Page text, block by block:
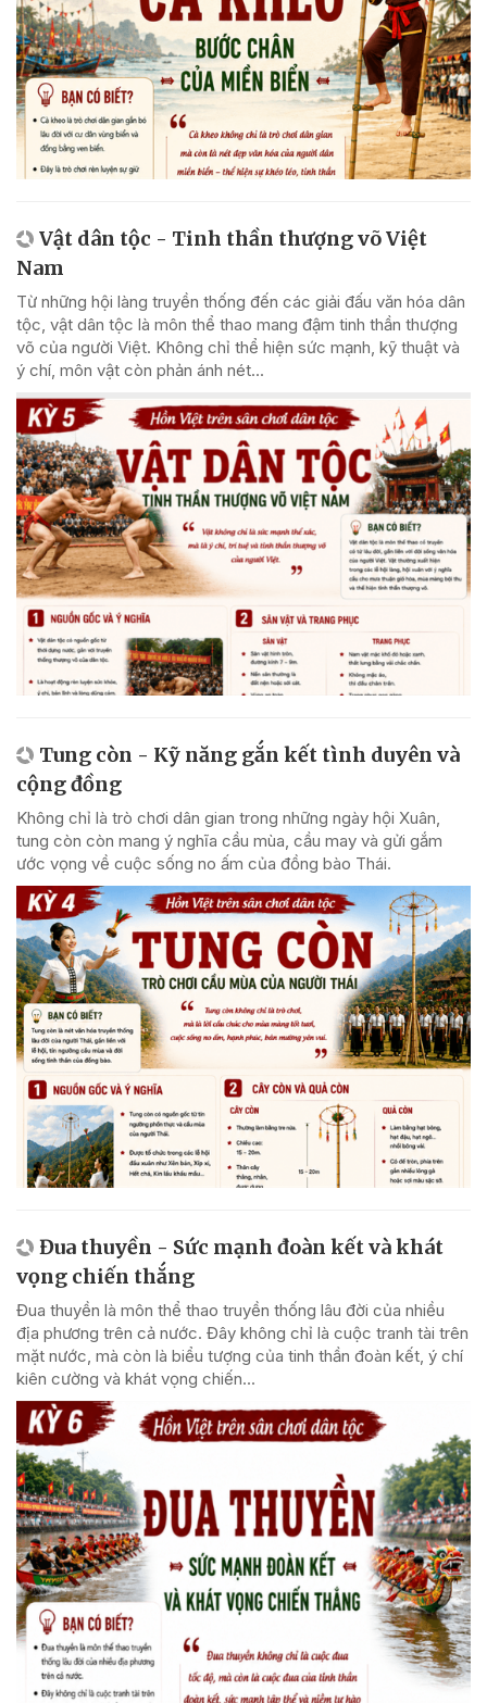
Vật dân tộc - Tinh thần thượng võ Việt
Nam
Từ những hội làng truyền thống đến các giải đấu văn hóa dân
tộc, vật dân tộc là môn thể thao mang đậm tinh thần thượng
võ của người Việt. Không chỉ thể hiện sức mạnh, kỹ thuật và
ý chí, môn vật còn phản ánh nét...
Tung còn - Kỹ năng gắn kết tình duyên và
cộng đồng
Không chỉ là trò chơi dân gian trong những ngày hội Xuân,
tung còn còn mang ý nghĩa cầu mùa, cầu may và gửi gắm
ước vọng về cuộc sống no ấm của đồng bào Thái.
Đua thuyền - Sức mạnh đoàn kết và khát
vọng chiến thắng
Đua thuyền là môn thể thao truyền thống lâu đời của nhiều
địa phương trên cả nước. Đây không chỉ là cuộc tranh tài trên
mặt nước, mà còn là biểu tượng của tinh thần đoàn kết, ý chí
kiên cường và khát vọng chiến...